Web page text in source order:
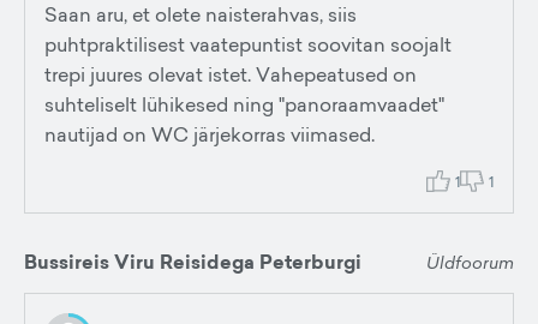
Saan aru, et olete naisterahvas, siis
puhtpraktilisest vaatepuntist soovitan soojalt
trepi juures olevat istet. Vahepeatused on
suhteliselt lühikesed ning "panoraamvaadet"
nautijad on WC järjekorras viimased.
1 1
Bussireis Viru Reisidega Peterburgi Üldfoorum